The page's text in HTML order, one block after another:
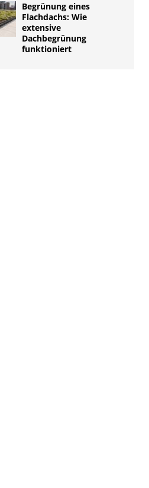
Begrünung eines
Flachdachs: Wie
extensive
Dachbegrünung
funktioniert